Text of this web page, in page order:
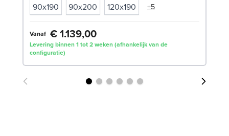
90x190 90x200 120x190 +5
Vanaf € 1.139,00
Levering binnen 1 tot 2 weken (afhankelijk van de
configuratie)